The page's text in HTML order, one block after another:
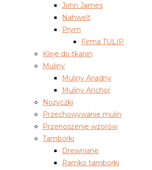
John James
Nahwelt
Prym
Firma TULIP
Kleje do tkanin
Muliny
Muliny Ariadny
Muliny Anchor
Nożyczki
Przechowywanie mulin
Przenoszenie wzorów
Tamborki
Drewniane
Ramko tamborki